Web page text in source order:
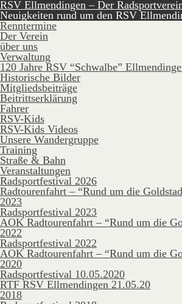
RSV Ellmendingen – Der
Neuigkeiten rund um den RSV
Renntermine
Der Verein
über uns
Verwaltung
120 Jahre RSV “Schwalbe”
Historische Bilder
Mitgliedsbeiträge
Beitrittserklärung
Fahrer
RSV-Kids
RSV-Kids Videos
Unsere Wandergruppe
Training
Straße & Bahn
Veranstaltungen
Radsportfestival 2026
Radtourenfahrt – “Rund um die
2023
Radsportfestival 2023
AOK Radtourenfahrt – “Rund um die
2022
Radsportfestival 2022
AOK Radtourenfahrt – “Rund um die
2020
Radsportfestival 10.05.2020
RTF RSV Ellmendingen 21.05.20
2018